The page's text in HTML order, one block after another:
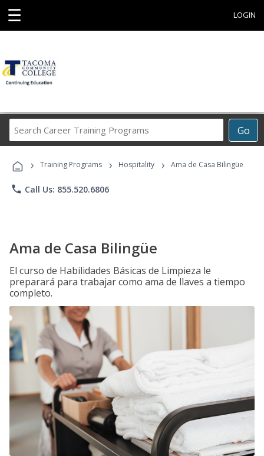
☰ LOGIN
Go
Career
Programs
› Training Programs › Hospitality › Ama de Casa Bilingüe
phone Call Us: 855.520.6806
Ama de Casa Bilingüe
El curso de Habilidades Básicas de Limpieza le
preparará para trabajar como ama de llaves a tiempo
completo.